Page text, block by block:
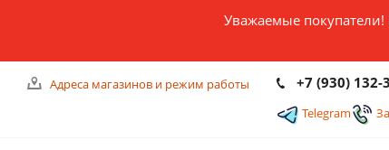
Уважаемые
Адреса магазинов и режим работы +7 (930) 132-
Telegram